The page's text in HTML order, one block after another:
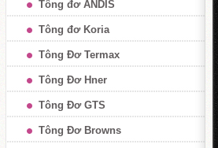
Tông đơ ANDIS
Tông đơ Koria
Tông Đơ Termax
Tông Đơ Hner
Tông Đơ GTS
Tông Đơ Browns